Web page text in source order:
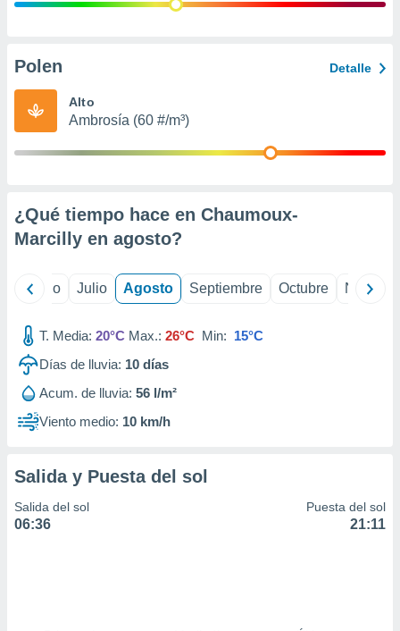
e
publicidad
Polen Detalle
Alto
Ambrosía (60 #/m³)
¿Qué tiempo hace en Chaumoux-
Marcilly en agosto?
Junio Julio Agosto Septiembre Octubre
T. Media: 20°C Max.: 26°C Min: 15°C
Días de lluvia: 10 días
Acum. de lluvia: 56 l/m²
Viento medio: 10 km/h
Salida y Puesta del sol
Salida del sol
06:36
Puesta del sol
21:11